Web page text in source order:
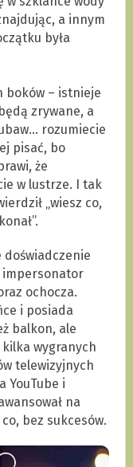
a innym
była
boków – istnieje
zrywane, a
rozumiecie
pisać, bo
że
w lustrze. I tak
„wiesz co,
impersonator
ochocza.
i posiada
balkon, ale
kilka wygranych
telewizyjnych
YouTube i
na
bez sukcesów.